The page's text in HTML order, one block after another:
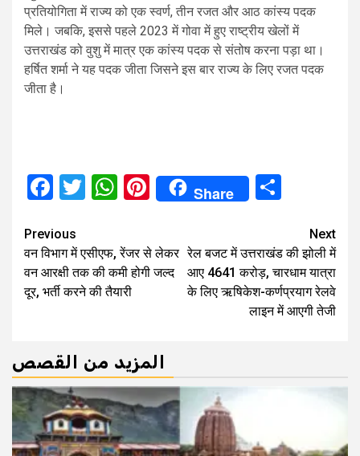
प्रतियोगिता में राज्य को एक स्वर्ण, तीन रजत और आठ कांस्य पदक
मिले। जबकि, इससे पहले 2023 में गोवा में हुए राष्ट्रीय खेलों में
उत्तराखंड को वुशु में मात्र एक कांस्य पदक से संतोष करना पड़ा था।
हर्षित शर्मा ने यह पदक जीता जिसने इस बार राज्य के लिए रजत पदक
जीता है।
Facebook
TwitterWhatsApp
Pinterest
Share
Continue
Reading
Previous
वन विभाग में एसीएफ, रेंजर से लेकर
वन आरक्षी तक की कमी होगी जल्द
दूर, भर्ती करने की तैयारी
Next
रेल बजट में उत्तराखंड की झोली में
आए 4641 करोड़, चारधाम यात्रा
के लिए ऋषिकेश-कर्णप्रयाग रेलवे
लाइन में आएगी तेजी
المزيد من القصص